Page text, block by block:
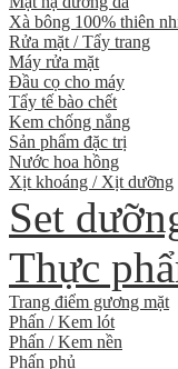
Xà bông 100% thiên
Rửa mặt / Tẩy trang
Máy rửa mặt
Đầu cọ cho máy
Tẩy tế bào chết
Kem chống nắng
Sản phẩm đặc trị
Nước hoa hồng
Xịt khoáng / Xịt dưỡng
Set
Thực
Trang điểm gương mặt
Phấn / Kem lót
Phấn / Kem nền
Phấn phủ